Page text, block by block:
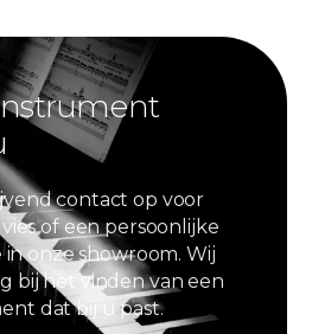
contact op voor
of een persoonlijke
onze showroom. Wij
bij het vinden van een
dat bij u past.